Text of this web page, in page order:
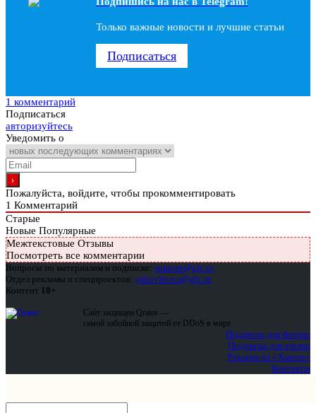
Только важные новости и лучшие статьи
Подписаться
1 комментарий
Подписаться
авторизуйтесь
Уведомить о
Пожалуйста, войдите, чтобы прокомментировать
1 Комментарий
Старые
Новые Популярные
Межтекстовые Отзывы
Посмотреть все комментарии
Вопросы по материалам и подписке: support@glc.ru
Отдел рекламы и спецпроектов: yakovleva.a@glc.ru
Контент 18+
Сайт защищен Qrator —
самой забойной защитой от DDoS в мире
Подписка для физлиц
Подписка для юрлиц
Реклама на «Хакере»
Контакты